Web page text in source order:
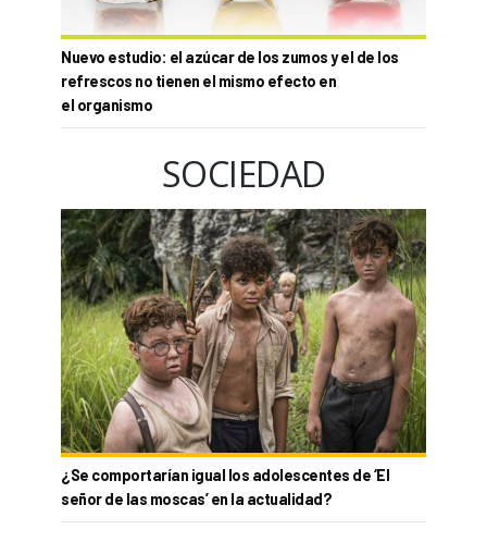
Nuevo estudio: el azúcar de los zumos y el de los
refrescos no tienen el mismo efecto en
el organismo
SOCIEDAD
¿Se comportarían igual los adolescentes de ‘El
señor de las moscas’ en la actualidad?